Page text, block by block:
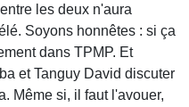
les deux n'aura
Soyons honnêtes : si ça
dans TPMP. Et
et Tanguy David discuter
Même si, il faut l'avouer,